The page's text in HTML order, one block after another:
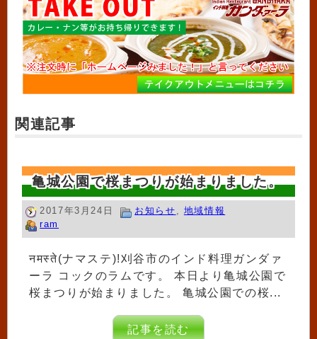
関連記事
亀城公園で桜まつりが始まりました。
2017年3月24日 お知らせ , 地域情報
ram
नमस्ते(ナマステ)!刈谷市のインド料理ガンダァ
ーラ コックのラムです。 本日より亀城公園で
桜まつりが始まりました。 亀城公園での桜...
記事を読む